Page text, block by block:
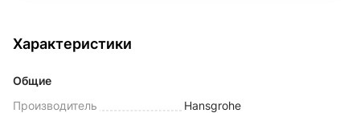
Характеристики
Общие
Производитель
Hansgrohe